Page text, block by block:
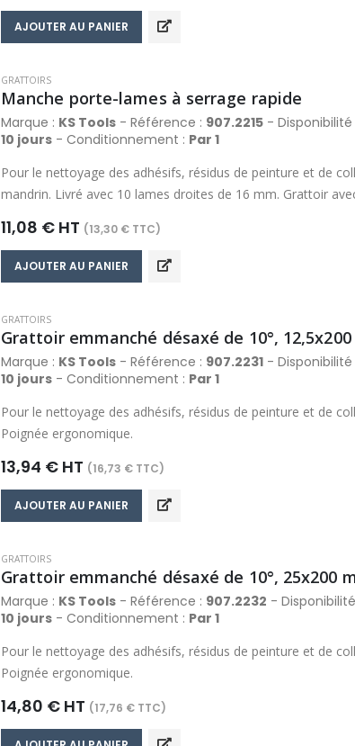
AJOUTER AU PANIER
GRATTOIRS
Manche porte-lames à serrage rapide
Marque : KS Tools - Référence : 907.2215 - Disponibilité
10 jours - Conditionnement : Par 1
Pour le nettoyage des adhésifs, résidus de peinture et de
mandrin. Livré avec 10 lames droites de 16 mm. Grattoir
11,08 € HT (13,30 € TTC)
AJOUTER AU PANIER
GRATTOIRS
Grattoir emmanché désaxé de 10°,
Marque : KS Tools - Référence : 907.2231 - Disponibilité
10 jours - Conditionnement : Par 1
Pour le nettoyage des adhésifs, résidus de peinture et de
Poignée ergonomique.
13,94 € HT (16,73 € TTC)
AJOUTER AU PANIER
GRATTOIRS
Grattoir emmanché désaxé de 10°, 25x200
Marque : KS Tools - Référence : 907.2232 -
10 jours - Conditionnement : Par 1
Pour le nettoyage des adhésifs, résidus de peinture et de
Poignée ergonomique.
14,80 € HT (17,76 € TTC)